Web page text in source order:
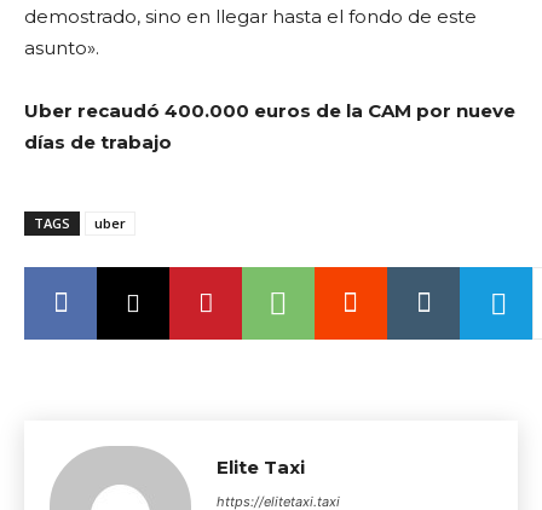
demostrado, sino en llegar hasta el fondo de este
asunto».
Uber recaudó 400.000 euros de la CAM por nueve
días de trabajo
TAGS uber
Elite Taxi
https://elitetaxi.taxi